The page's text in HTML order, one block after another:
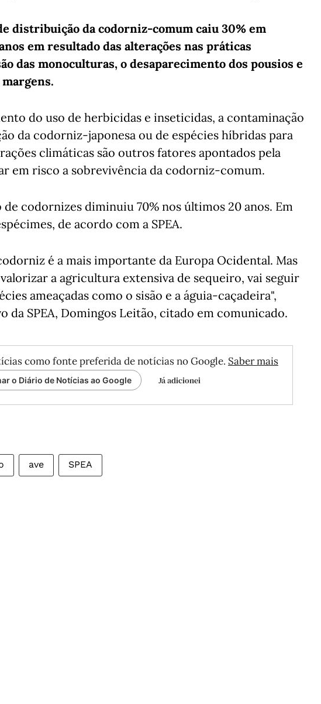
distribuição da codorniz-comum caiu 30% em
em resultado das alterações nas práticas
das monoculturas, o desaparecimento dos pousios e
do uso de herbicidas e inseticidas, a contaminação
da codorniz-japonesa ou de espécies híbridas para
climáticas são outros fatores apontados pela
em risco a sobrevivência da codorniz-comum.
de codornizes diminuiu 70% nos últimos 20 anos. Em
de acordo com a SPEA.
é a mais importante da Europa Ocidental. Mas
a agricultura extensiva de sequeiro, vai seguir
ameaçadas como o sisão e a águia-caçadeira",
SPEA, Domingos Leitão, citado em comunicado.
como fonte preferida de notícias no Google. Saber mais
o Diário de Notícias ao Google Já adicionei
ave SPEA